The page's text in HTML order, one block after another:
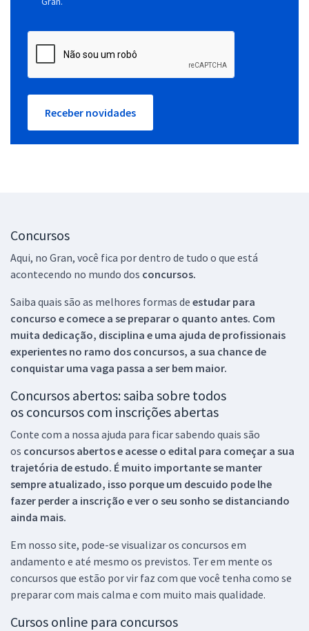
Receber novidades
Concursos
Aqui, no Gran, você fica por dentro de tudo o que está
acontecendo no mundo dos concursos.
Saiba quais são as melhores formas de estudar para
concurso e comece a se preparar o quanto antes. Com
muita dedicação, disciplina e uma ajuda de profissionais
experientes no ramo dos concursos, a sua chance de
conquistar uma vaga passa a ser bem maior.
Concursos abertos: saiba sobre todos
os concursos com inscrições abertas
Conte com a nossa ajuda para ficar sabendo quais são
os concursos abertos e acesse o edital para começar a sua
trajetória de estudo. É muito importante se manter
sempre atualizado, isso porque um descuido pode lhe
fazer perder a inscrição e ver o seu sonho se distanciando
ainda mais.
Em nosso site, pode-se visualizar os concursos em
andamento e até mesmo os previstos. Ter em mente os
concursos que estão por vir faz com que você tenha como se
preparar com mais calma e com muito mais qualidade.
Cursos online para concursos